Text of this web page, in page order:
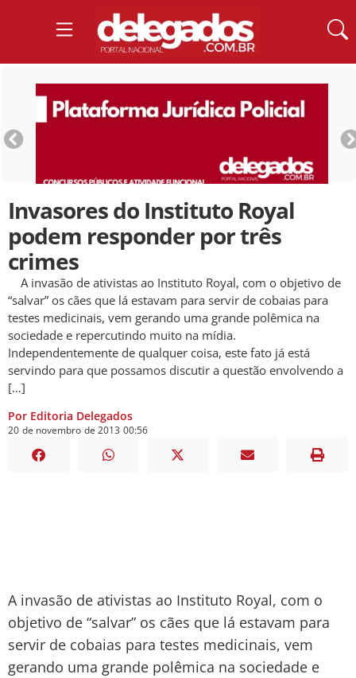
Invasores do Instituto Royal
podem responder por três
crimes
A invasão de ativistas ao Instituto Royal, com o objetivo de
“salvar” os cães que lá estavam para servir de cobaias para
testes medicinais, vem gerando uma grande polêmica na
sociedade e repercutindo muito na mídia.
Independentemente de qualquer coisa, este fato já está
servindo para que possamos discutir a questão envolvendo a
[…]
Por Editoria Delegados
20 de novembro de 2013 00:56
A invasão de ativistas ao Instituto Royal, com o
objetivo de “salvar” os cães que lá estavam para
servir de cobaias para testes medicinais, vem
gerando uma grande polêmica na sociedade e